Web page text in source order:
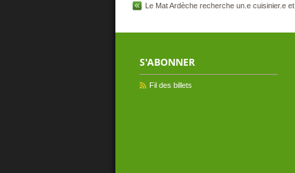
Le Mat Ardèche recherche un.e cuisinier.e et
S'ABONNER
Fil des billets